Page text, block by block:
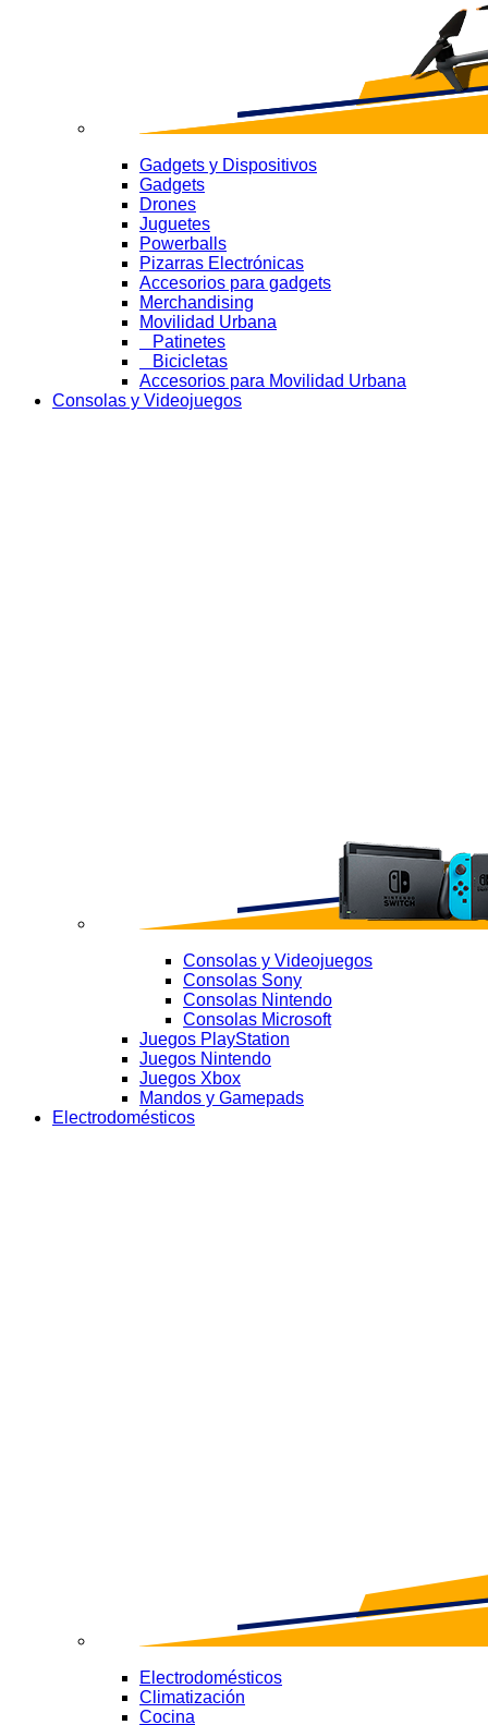
Gadgets y Dispositivos
Gadgets
Drones
Juguetes
Powerballs
Pizarras Electrónicas
Accesorios para gadgets
Merchandising
Movilidad Urbana
Patinetes
Bicicletas
Accesorios para Movilidad Urbana
Consolas y Videojuegos
Consolas y Videojuegos
Consolas Sony
Consolas Nintendo
Consolas Microsoft
Juegos PlayStation
Juegos Nintendo
Juegos Xbox
Mandos y Gamepads
Electrodomésticos
Electrodomésticos
Climatización
Cocina